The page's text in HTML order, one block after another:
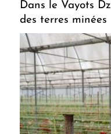
Dans le Vayots
des terres minées